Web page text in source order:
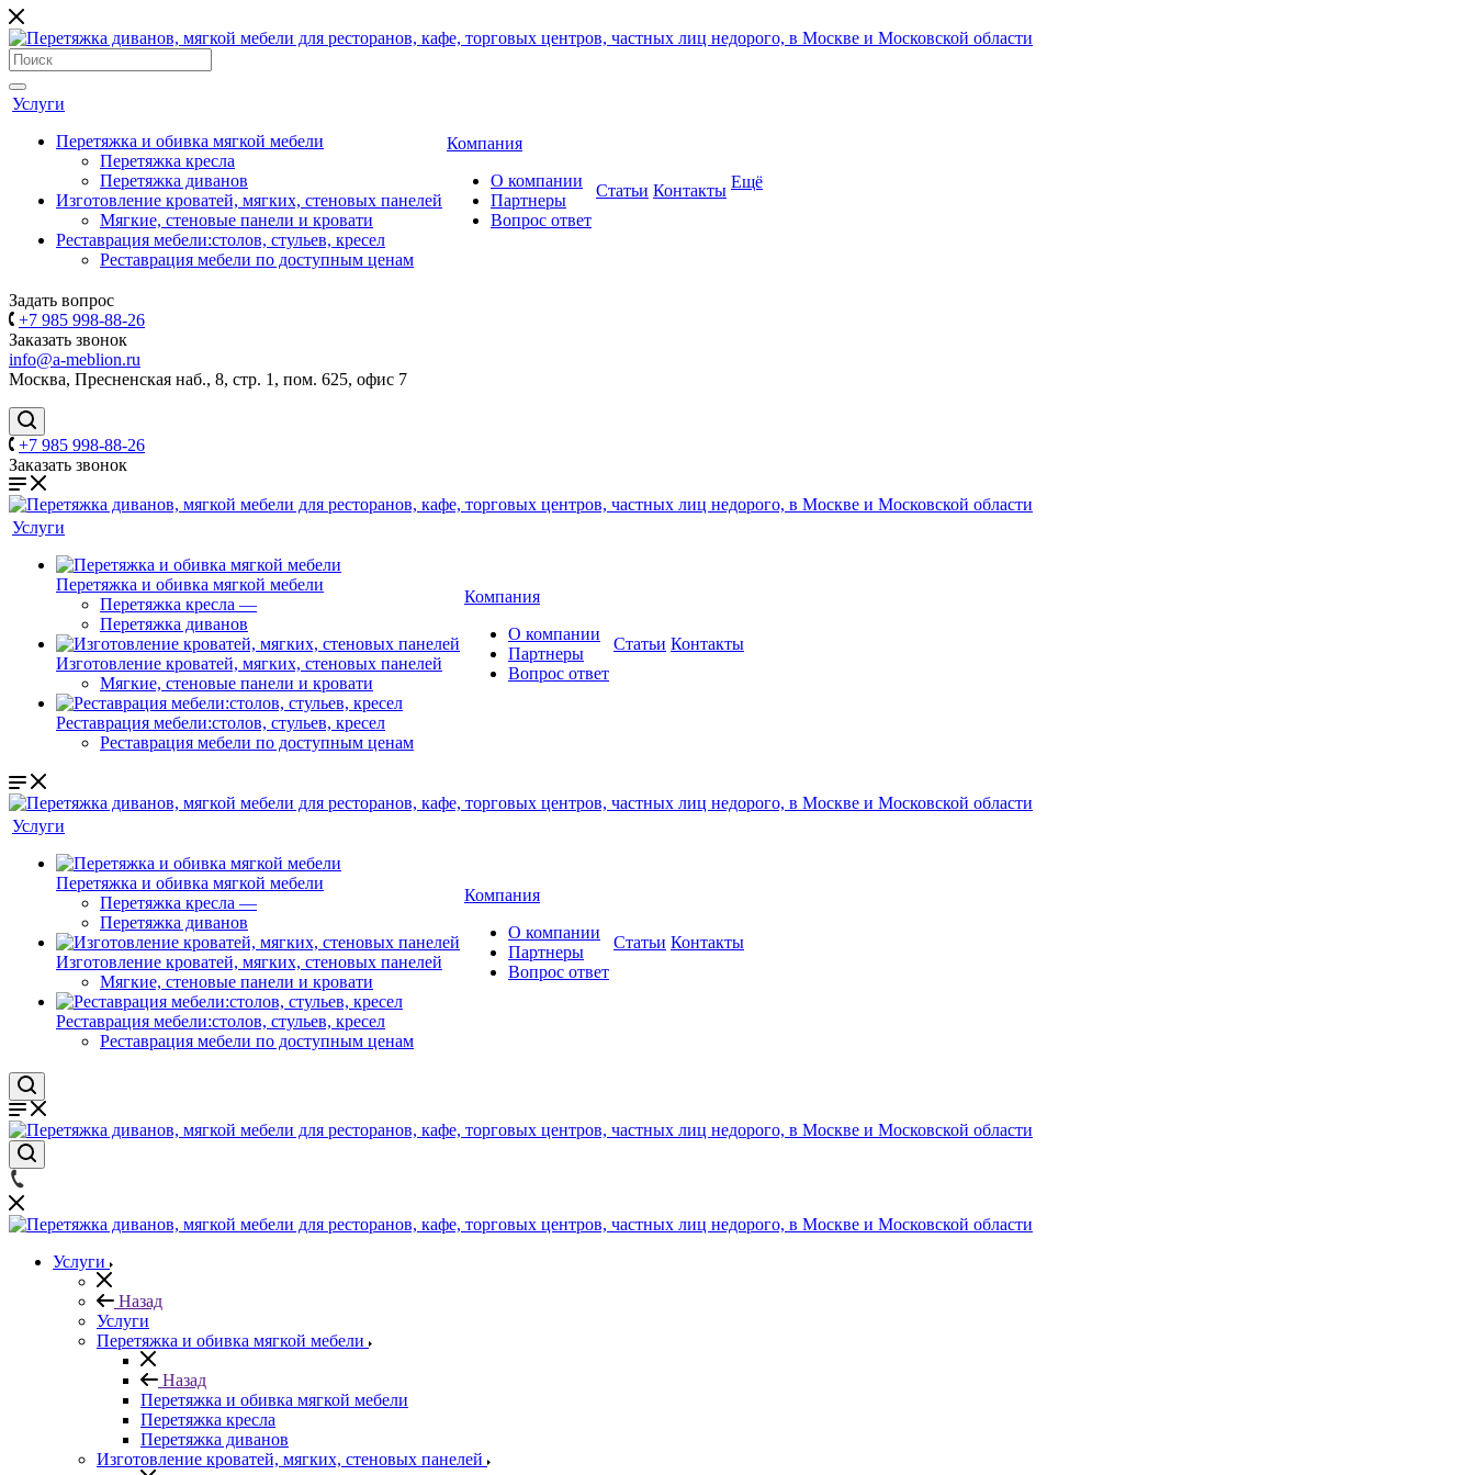
Услуги
Перетяжка и обивка мягкой мебели
Перетяжка кресла
Перетяжка диванов
Изготовление кроватей, мягких, стеновых панелей
Мягкие, стеновые панели и кровати
Реставрация мебели:столов, стульев, кресел
Реставрация мебели по доступным ценам
Компания
О компании
Партнеры
Вопрос ответ
Cтатьи Контакты Ещё
Задать вопрос
+7 985 998-88-26
Заказать звонок
info@a-meblion.ru
Москва, Пресненская наб., 8, стр. 1, пом. 625, офис 7
+7 985 998-88-26
Заказать звонок
Услуги
Перетяжка и обивка мягкой мебели
Перетяжка кресла —
Перетяжка диванов
Изготовление кроватей, мягких, стеновых панелей
Мягкие, стеновые панели и кровати
Реставрация мебели:столов, стульев, кресел
Реставрация мебели по доступным ценам
Компания
О компании
Партнеры
Вопрос ответ
Cтатьи Контакты
Услуги
Перетяжка и обивка мягкой мебели
Перетяжка кресла —
Перетяжка диванов
Изготовление кроватей, мягких, стеновых панелей
Мягкие, стеновые панели и кровати
Реставрация мебели:столов, стульев, кресел
Реставрация мебели по доступным ценам
Компания
О компании
Партнеры
Вопрос ответ
Cтатьи Контакты
Услуги
Назад
Услуги
Перетяжка и обивка мягкой мебели
Назад
Перетяжка и обивка мягкой мебели
Перетяжка кресла
Перетяжка диванов
Изготовление кроватей, мягких, стеновых панелей